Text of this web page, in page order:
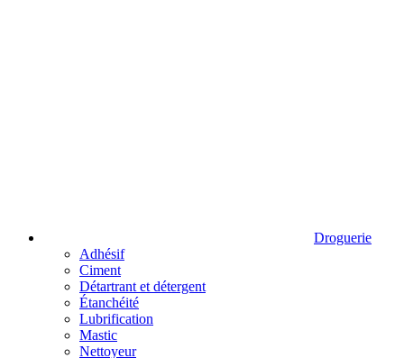
Droguerie
Adhésif
Ciment
Détartrant et détergent
Étanchéité
Lubrification
Mastic
Nettoyeur